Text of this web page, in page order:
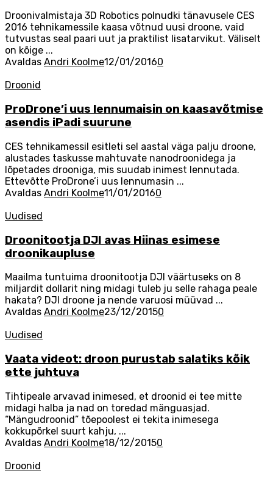
Droonivalmistaja 3D Robotics polnudki tänavusele CES
2016 tehnikamessile kaasa võtnud uusi droone, vaid
tutvustas seal paari uut ja praktilist lisatarvikut. Väliselt
on kõige ...
Avaldas Andri Koolme12/01/20160
Droonid
ProDrone’i uus lennumaisin on kaasavõtmise
asendis iPadi suurune
CES tehnikamessil esitleti sel aastal väga palju droone,
alustades taskusse mahtuvate nanodroonidega ja
lõpetades drooniga, mis suudab inimest lennutada.
Ettevõtte ProDrone’i uus lennumasin ...
Avaldas Andri Koolme11/01/20160
Uudised
Droonitootja DJI avas Hiinas esimese
droonikaupluse
Maailma tuntuima droonitootja DJI väärtuseks on 8
miljardit dollarit ning midagi tuleb ju selle rahaga peale
hakata? DJI droone ja nende varuosi müüvad ...
Avaldas Andri Koolme23/12/20150
Uudised
Vaata videot: droon purustab salatiks kõik
ette juhtuva
Tihtipeale arvavad inimesed, et droonid ei tee mitte
midagi halba ja nad on toredad mänguasjad.
“Mängudroonid” tõepoolest ei tekita inimesega
kokkupõrkel suurt kahju, ...
Avaldas Andri Koolme18/12/20150
Droonid